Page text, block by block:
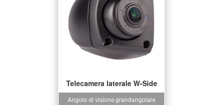
Angolo di visione grandangolare
Telecamera laterale W-Side